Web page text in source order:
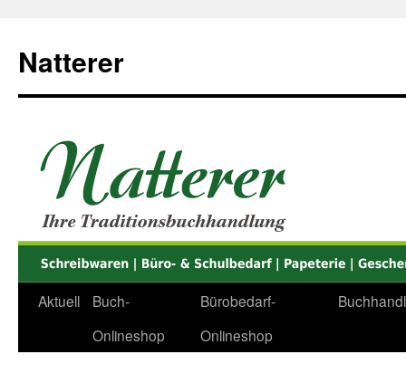
springen
Natterer
Aktuell
Buch-
Onlineshop
Bürobedarf-
Onlineshop